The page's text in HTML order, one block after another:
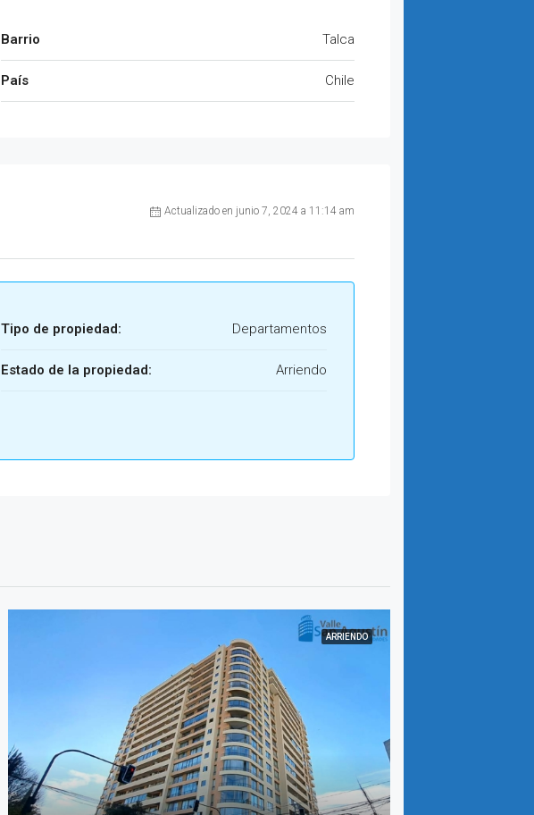
Barrio Talca
País Chile
Actualizado en junio 7, 2024 a 11:14 am
Tipo de propiedad: Departamentos
Estado de la propiedad: Arriendo
ARRIENDO